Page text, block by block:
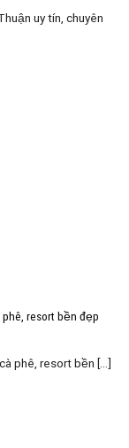
uy tín, chuyên
resort bền đẹp
phê, resort bền [...]